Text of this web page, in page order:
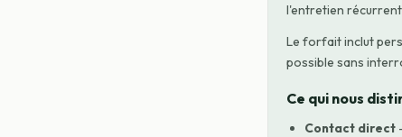
l'entretien
Le forfait inclut
possible sans
Ce qui nous
Contact direct